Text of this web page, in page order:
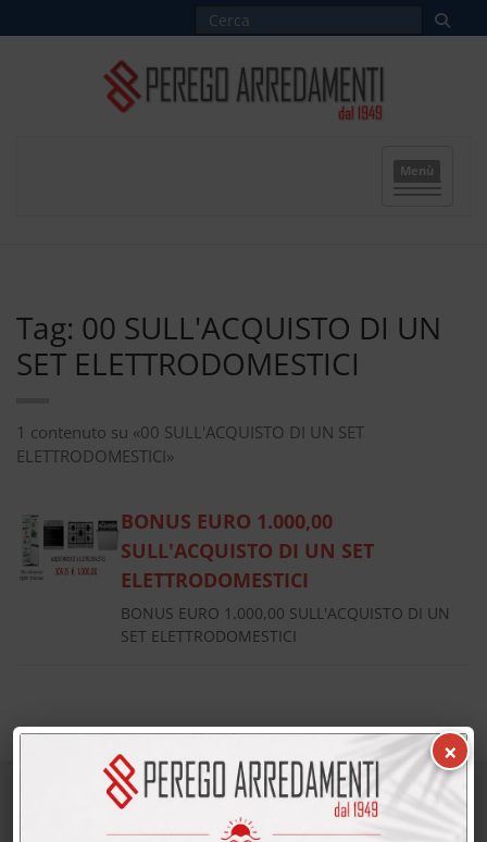
Menù
Tag: 00 SULL'ACQUISTO DI UN
SET ELETTRODOMESTICI
1 contenuto su «00 SULL'ACQUISTO DI UN SET
ELETTRODOMESTICI»
BONUS EURO 1.000,00
SULL'ACQUISTO DI UN SET
ELETTRODOMESTICI
BONUS EURO 1.000,00 SULL'ACQUISTO DI UN
SET ELETTRODOMESTICI
×